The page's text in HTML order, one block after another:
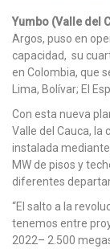
Yumbo (Valle del
Argos, puso en
capacidad, su
en Colombia, que
Lima, Bolívar; El
Con esta nueva
Valle del Cauca, la
instalada
MW de pisos y
diferentes
“El salto a la
tenemos entre
2022– 2.500